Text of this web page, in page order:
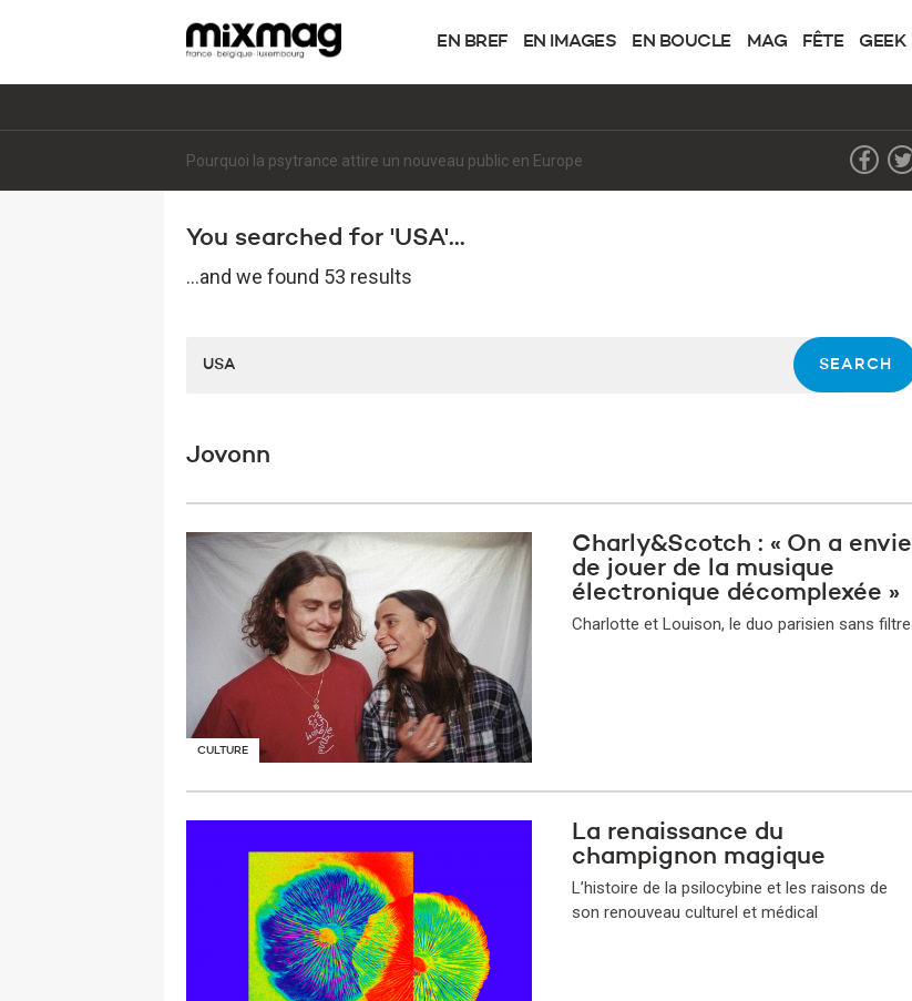
EN BREF EN IMAGES EN BOUCLE MAG FÊTE GEEK
Pourquoi la psytrance attire un nouveau public en Europe
You searched for 'USA'...
...and we found 53 results
Jovonn
CULTURE
Charly&Scotch : « On a envie
de jouer de la musique
électronique décomplexée »
Charlotte et Louison, le duo parisien sans filtre
La renaissance du
champignon magique
L’histoire de la psilocybine et les raisons de
son renouveau culturel et médical